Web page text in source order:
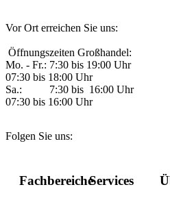
Vor Ort erreichen Sie uns:
Öffnungszeiten Großhandel:
Mo. - Fr.: 7:30 bis
07:30 bis 18:00 Uhr
Sa.: 7:30 bis
07:30 bis 16:00 Uhr
Folgen Sie uns:
FachbereicheServices